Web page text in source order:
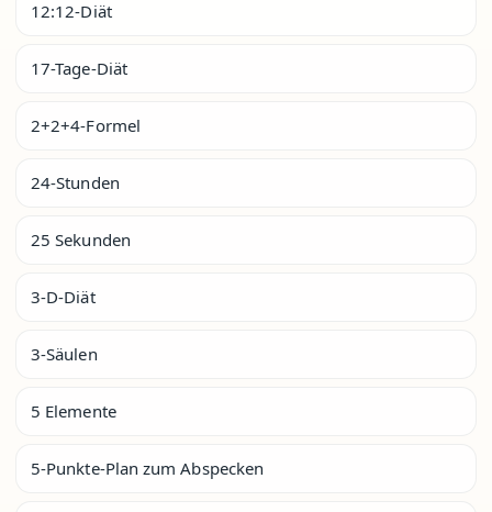
12:12-Diät
17-Tage-Diät
2+2+4-Formel
24-Stunden
25 Sekunden
3-D-Diät
3-Säulen
5 Elemente
5-Punkte-Plan zum Abspecken